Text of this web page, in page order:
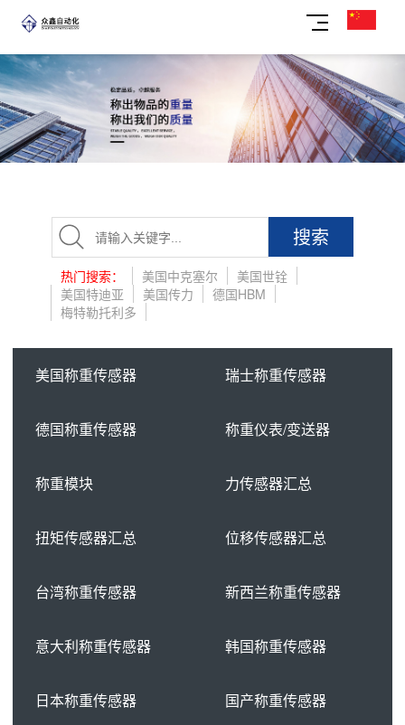
搜索
热门搜索： 美国中克塞尔
美国世铨
美国特迪亚
美国传力
德国HBM
梅特勒托利多
美国称重传感器 瑞士称重传感器
德国称重传感器 称重仪表/变送器
称重模块 力传感器汇总
扭矩传感器汇总 位移传感器汇总
台湾称重传感器 新西兰称重传感器
意大利称重传感器 韩国称重传感器
日本称重传感器 国产称重传感器